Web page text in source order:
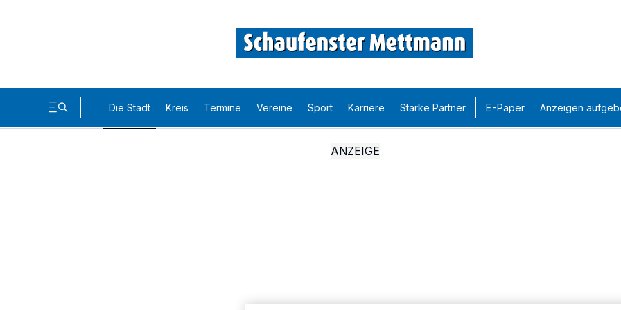
Die Stadt Kreis Termine Vereine Sport Karriere Starke Partner E-Paper Anzeigen